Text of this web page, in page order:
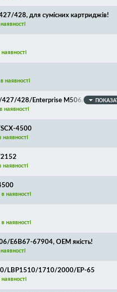
428, для сумісних картриджів!
наявності
в наявності
427/428/Enterprise M506/507/
223/226/228/CF226A/CF226X/
в наявності
4500
наявності
наявності
в наявності
в наявності
E6B67-67904, OEM якість!
LBP1510/1710/2000/EP-65
наявності